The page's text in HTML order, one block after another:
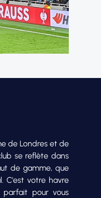
de Londres et de
se reflète dans
de gamme, que
C'est votre havre
pour vous